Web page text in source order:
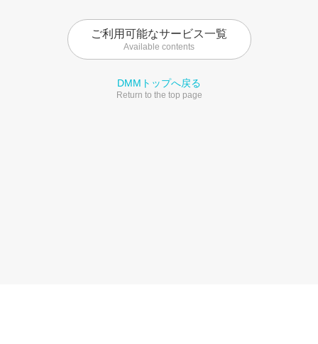
ご利用可能なサービス一覧
Available contents
DMMトップへ戻る
Return to the top page